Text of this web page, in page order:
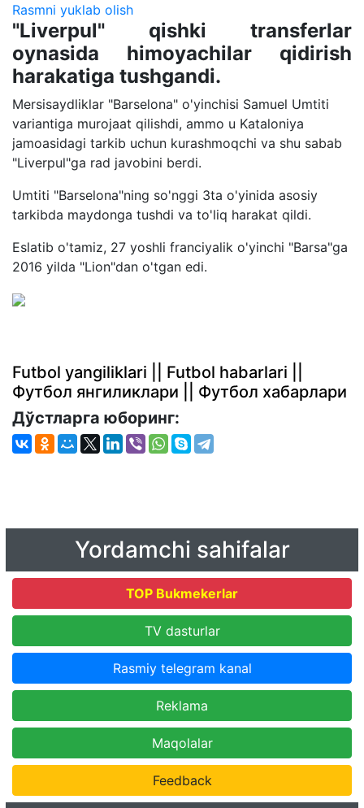
Rasmni yuklab olish
"Liverpul" qishki transferlar
oynasida himoyachilar qidirish
harakatiga tushgandi.
Mersisaydliklar "Barselona" o'yinchisi Samuel Umtiti
variantiga murojaat qilishdi, ammo u Kataloniya
jamoasidagi tarkib uchun kurashmoqchi va shu sabab
"Liverpul"ga rad javobini berdi.
Umtiti "Barselona"ning so'nggi 3ta o'yinida asosiy
tarkibda maydonga tushdi va to'liq harakat qildi.
Eslatib o'tamiz, 27 yoshli franciyalik o'yinchi "Barsa"ga
2016 yilda "Lion"dan o'tgan edi.
Futbol yangiliklari || Futbol habarlari ||
Футбол янгиликлари || Футбол хабарлари
Дўстларга юборинг:
Yordamchi sahifalar
TOP Bukmekerlar
TV dasturlar
Rasmiy telegram kanal
Reklama
Maqolalar
Feedback